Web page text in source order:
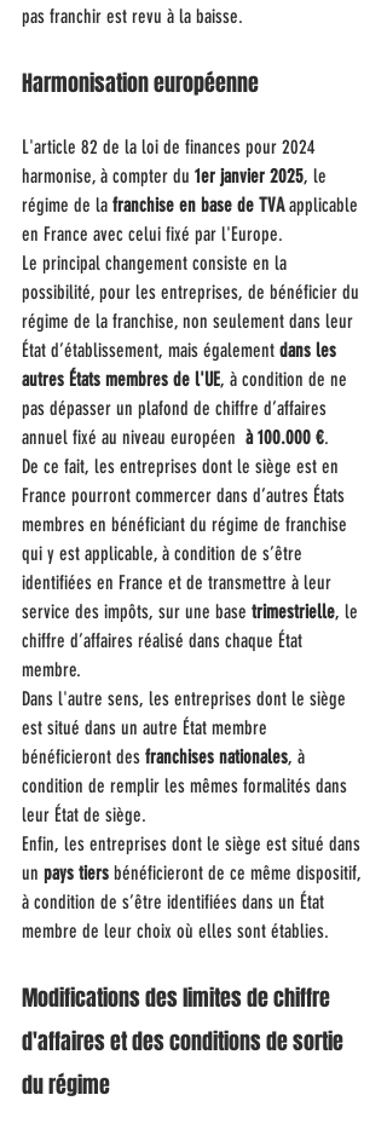
pas franchir est revu à la baisse.
Harmonisation européenne
L'article 82 de la loi de finances pour 2024
harmonise, à compter du 1er janvier 2025, le
régime de la franchise en base de TVA applicable
en France avec celui fixé par l'Europe.
Le principal changement consiste en la
possibilité, pour les entreprises, de bénéficier du
régime de la franchise, non seulement dans leur
État d’établissement, mais également dans les
autres États membres de l'UE, à condition de ne
pas dépasser un plafond de chiffre d’affaires
annuel fixé au niveau européen à 100.000 €.
De ce fait, les entreprises dont le siège est en
France pourront commercer dans d’autres États
membres en bénéficiant du régime de franchise
qui y est applicable, à condition de s’être
identifiées en France et de transmettre à leur
service des impôts, sur une base trimestrielle, le
chiffre d’affaires réalisé dans chaque État
membre.
Dans l'autre sens, les entreprises dont le siège
est situé dans un autre État membre
bénéficieront des franchises nationales, à
condition de remplir les mêmes formalités dans
leur État de siège.
Enfin, les entreprises dont le siège est situé dans
un pays tiers bénéficieront de ce même dispositif,
à condition de s’être identifiées dans un État
membre de leur choix où elles sont établies.
Modifications des limites de chiffre
d'affaires et des conditions de sortie
du régime